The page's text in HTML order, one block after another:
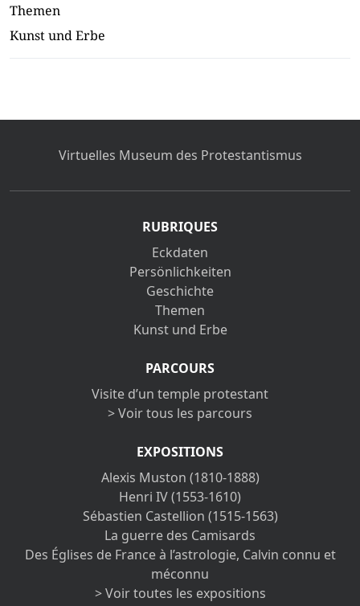
Themen
Kunst und Erbe
Virtuelles Museum des Protestantismus
RUBRIQUES
Eckdaten
Persönlichkeiten
Geschichte
Themen
Kunst und Erbe
PARCOURS
Visite d’un temple protestant
> Voir tous les parcours
EXPOSITIONS
Alexis Muston (1810-1888)
Henri IV (1553-1610)
Sébastien Castellion (1515-1563)
La guerre des Camisards
Des Églises de France à l’astrologie, Calvin connu et
méconnu
> Voir toutes les expositions